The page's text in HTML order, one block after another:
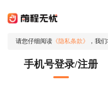
请您仔细阅读 《隐私条款》 ，我
手机号登录/注册